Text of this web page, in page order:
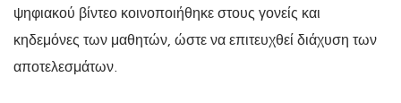
ψηφιακού βίντεο κοινοποιήθηκε στους γονείς και
κηδεμόνες των μαθητών, ώστε να επιτευχθεί διάχυση των
αποτελεσμάτων.